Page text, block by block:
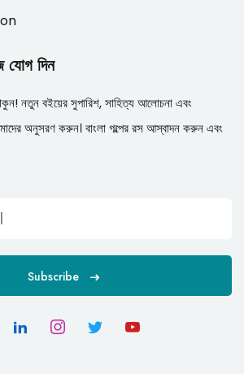
যোগ দিন
নতুন বইয়ের সুপারিশ, সাহিত্য আলোচনা এবং
অনুসরণ করুন। বাংলা গল্পের রস আস্বাদন করুন এবং
Subscribe